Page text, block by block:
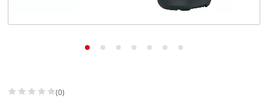
(0)